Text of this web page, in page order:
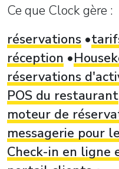
Ce que Clock gère :
réservations
réception
réservations
POS du restaurant
moteur de
messagerie pour
Check-in en ligne